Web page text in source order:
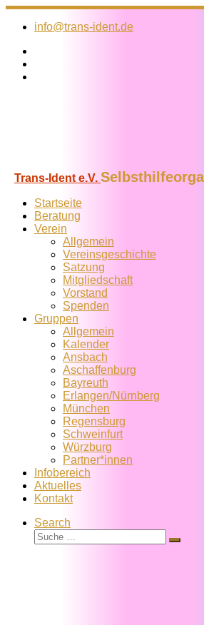
Zum
Inhalt
info@trans-ident.de
Trans-Ident e.V.
Startseite
Beratung
Verein
Allgemein
Vereins­geschichte
Satzung
Mitglied­schaft
Vorstand
Spenden
Gruppen
Allgemein
Kalender
Ansbach
Aschaffenburg
Bayreuth
Erlangen/Nürnberg
München
Regensburg
Schweinfurt
Würzburg
Partner*innen
Infobereich
Aktuelles
Kontakt
Search
Suche
Suche